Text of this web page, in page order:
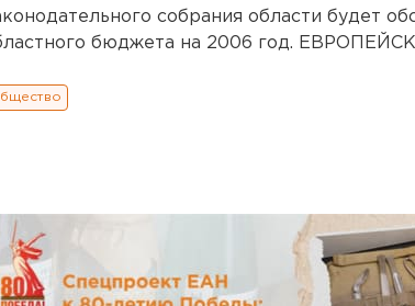
собрания области будет
бюджета на 2006 год.